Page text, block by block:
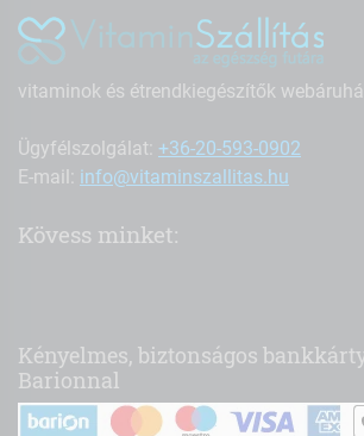
vitaminok és étrendkiegészítők
Ügyfélszolgálat: +36-20-593-0902
E-mail: info@vitaminszallitas.hu
Kövess minket:
Kényelmes, biztonságos
Barionnal